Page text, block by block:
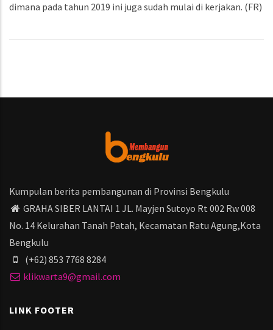
dimana pada tahun 2019 ini juga sudah mulai di kerjakan. (FR)
Kumpulan berita pembangunan di Provinsi Bengkulu
GRAHA SIBER LANTAI 1 JL. Mayjen Sutoyo Rt 002 Rw 008
No. 14 Kelurahan Tanah Patah, Kecamatan Ratu Agung,Kota
Bengkulu
(+62) 853 7768 8284
klikwarta9@gmail.com
LINK FOOTER